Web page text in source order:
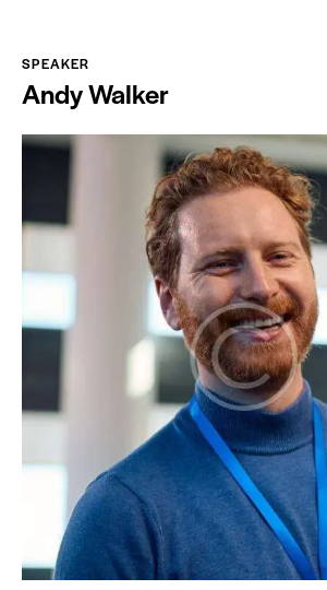
SPEAKER
Andy Walker